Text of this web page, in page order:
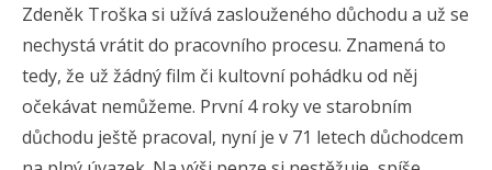
Zdeněk Troška si užívá zaslouženého důchodu a už se
nechystá vrátit do pracovního procesu. Znamená to
tedy, že už žádný film či kultovní pohádku od něj
očekávat nemůžeme. První 4 roky ve starobním
důchodu ještě pracoval, nyní je v 71 letech důchodcem